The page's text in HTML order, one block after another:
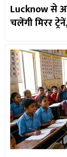
Lucknow से
चलेंगी मिरर